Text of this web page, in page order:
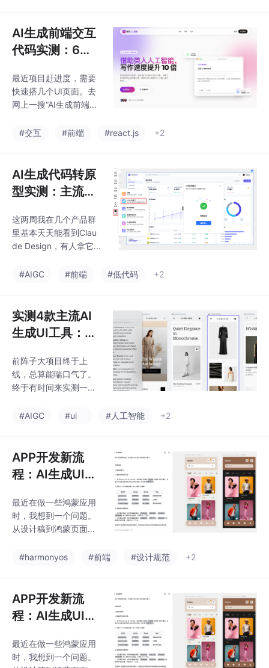
流，选择墨刀AI Agent
智能体；如果你偏向技
术实现，可以试试Curs
项目，可以用辅助调研
分析；而中高阶PM则可
以用Notion AI作为知识
同阶段产品经理在工作
是职场路上的得
AI生成前端交互
代码实测：6款
t，能不能进真实
项目？
最近项目赶进度，需要
快速搭几个UI页面。去
网上一搜“AI生成前端代
工具列表。点进去试了
态UI。但真正做项目的
时候，静态UI根本不
够，很多时候差的是Ho
馈这些东西。正好拿我
手上的AI小项目，对6个
现在讨论度比较高的工
求其实不低：深色模
效、React+T
#交互 #前端 #react.js +2
AI生成代码转原
型实测：主流AI
可编辑原型
这两周我在几个产品群
里基本天天能看到Clau
de Design，有人拿它
T，讨论频率高了不
“生成原型”，其实都是
代码生成。你给它一句
话，它生成产品界面，
后是一套代码在运行。
这类AI大模型用起来确
实顺手，可有一个很辣
际工作里，很少是“一次
开发、设计、
#AIGC #前端 #低代码 +2
实测4款主流AI
生成UI工具：谁
代码不坑人？
前阵子大项目终于上
线，总算能喘口气了。
终于有时间来实测一下
于是找了几个典型业务
n、Lovable、Stitch还
有国内的Paico（排名不
分先后）。出发点是测
码的可用性，看看UI设
计师拿到设计稿会不会
骂街，以及代码能不能
#AIGC #ui #人工智能 +2
APP开发新流
程：AI生成UI设
鸿蒙代码实战记
录
最近在做一些鸿蒙应用
时，我想到一个问题。
从设计稿到鸿蒙页面代
前期工作可以交给AI完
整，就要重新修改设计
稿、重新同步开发、重
新适配。尤其是电商类
页、购物车、个人中
心、订单列表，各种列
#harmonyos #前端 #设计规范 +2
APP开发新流
程：AI生成UI设
鸿蒙代码实战记
最近在做一些鸿蒙应用
时，我想到一个问题。